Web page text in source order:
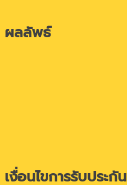
ผลลัพธ์
เงื่อนไขการรับประกัน